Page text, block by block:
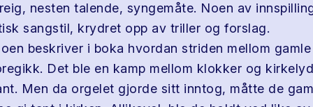
nesten talende, syngemåte. Noen av
sangstil, krydret opp av triller og forslag.
beskriver i boka hvordan striden mellom
Det ble en kamp mellom klokker og
Men da orgelet gjorde sitt inntog, måtte de